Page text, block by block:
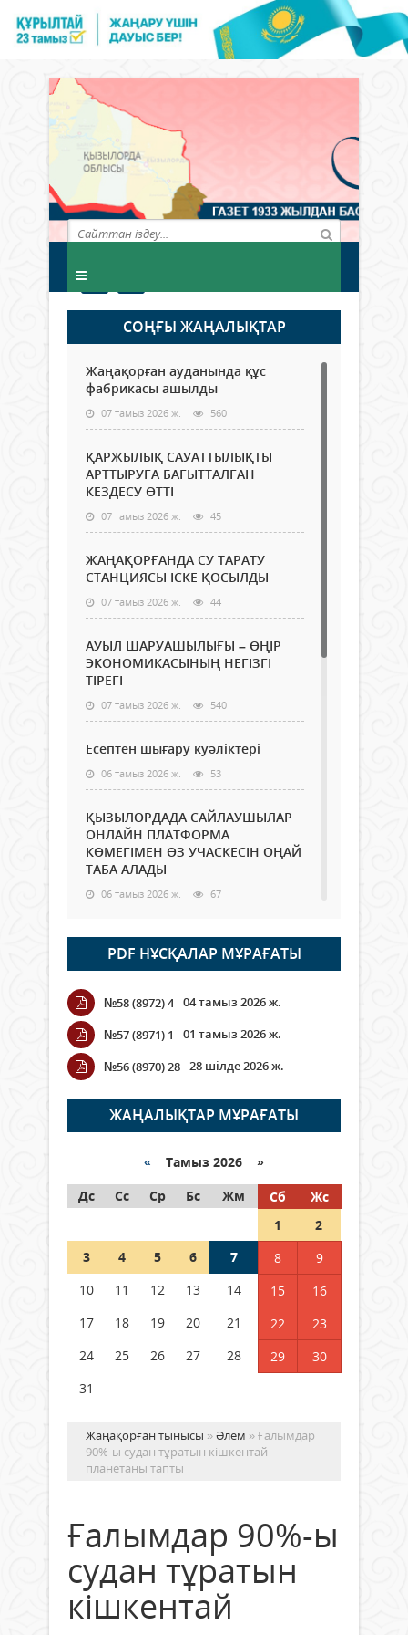
СОҢҒЫ ЖАҢАЛЫҚТАР
Жаңақорған ауданында құс
фабрикасы ашылды
07 тамыз 2026 ж. 560
ҚАРЖЫЛЫҚ САУАТТЫЛЫҚТЫ
АРТТЫРУҒА БАҒЫТТАЛҒАН
КЕЗДЕСУ ӨТТІ
07 тамыз 2026 ж. 45
ЖАҢАҚОРҒАНДА СУ ТАРАТУ
СТАНЦИЯСЫ ІСКЕ ҚОСЫЛДЫ
07 тамыз 2026 ж. 44
АУЫЛ ШАРУАШЫЛЫҒЫ – ӨҢІР
ЭКОНОМИКАСЫНЫҢ НЕГІЗГІ
ТІРЕГІ
07 тамыз 2026 ж. 540
Есептен шығару куәліктері
06 тамыз 2026 ж. 53
ҚЫЗЫЛОРДАДА САЙЛАУШЫЛАР
ОНЛАЙН ПЛАТФОРМА
КӨМЕГІМЕН ӨЗ УЧАСКЕСІН ОҢАЙ
ТАБА АЛАДЫ
06 тамыз 2026 ж. 67
Open Air: Қызылорда облысы
полиция департаменті 20
мыңнан астам көрерменнің
қауіпсіздігін қамтамасыз етті
06 тамыз 2026 ж.
Wi-Fi ҚАБЫРҒА АРҚЫЛЫ ҚАЛАЙ
ӨТЕДІ?
06 тамыз 2026 ж. 245
граждане Казахстана,
05 тамыз 2026 ж. 122
Шетелде жүрген Қазақстан
азаматтары қалай дауыс бере
PDF НҰСҚАЛАР МҰРАҒАТЫ
№58 (8972) 4 04 тамыз 2026 ж.
№57 (8971) 1
01 тамыз 2026 ж.
№56 (8970) 28 28 шілде 2026 ж.
ЖАҢАЛЫҚТАР МҰРАҒАТЫ
« Тамыз 2026 »
Дс
Сс Ср Бс Жм Сб
Жс
1
2
3
4 5 6 7 8
9
10
11 12 13 14 15
16
17
18 19 20 21 22
23
24
25 26 27 28 29
30
31
Жаңақорған тынысы »Әлем » Ғалымдар
90%-ы судан тұратын кішкентай
планетаны тапты
Ғалымдар 90%-ы
судан тұратын
кішкентай